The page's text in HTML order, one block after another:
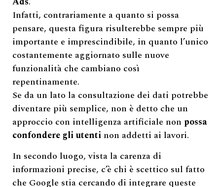
Infatti, contrariamente a quanto si possa
pensare, questa figura risulterebbe sempre più
importante e imprescindibile, in quanto l’unico
costantemente aggiornato sulle nuove
funzionalità che cambiano così
repentinamente.
Se da un lato la consultazione dei dati potrebbe
diventare più semplice, non è detto che un
approccio con intelligenza artificiale non possa
confondere gli utenti non addetti ai lavori.
In secondo luogo, vista la carenza di
informazioni precise, c’è chi è scettico sul fatto
che Google stia cercando di integrare queste